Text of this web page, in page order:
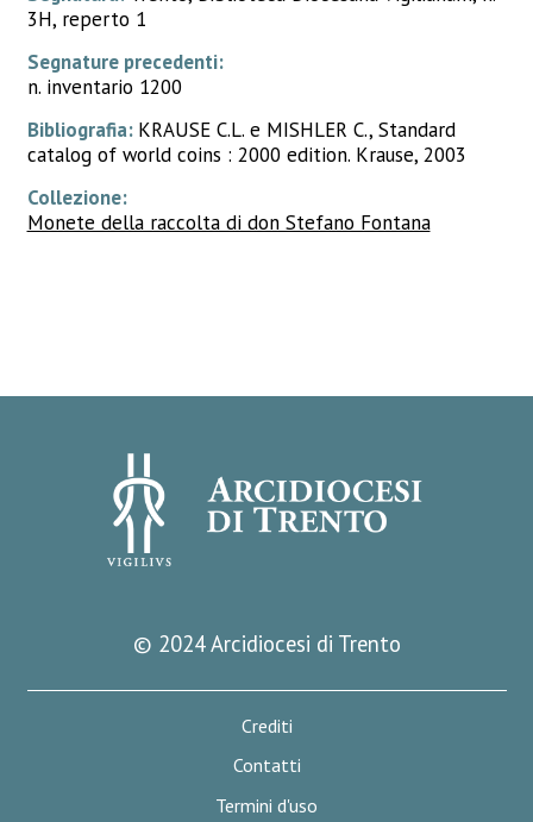
3H, reperto 1
Segnature precedenti:
n. inventario 1200
Bibliografia: KRAUSE C.L. e MISHLER C., Standard
catalog of world coins : 2000 edition. Krause, 2003
Collezione:
Monete della raccolta di don Stefano Fontana
© 2024 Arcidiocesi di Trento
Crediti
Contatti
Termini d'uso